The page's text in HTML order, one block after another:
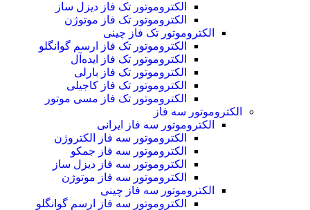
الکتروموتور تک فاز دیزل ساز
الکتروموتور تک فاز موتوژن
الکتروموتور تک فاز چینی
الکتروموتور تک فاز ارسم گوانگلو
الکتروموتور تک فاز ایده‌آل
الکتروموتور تک فاز بارلی
الکتروموتور تک فاز کاجیلی
الکتروموتور تک فاز مسی موتور
الکتروموتور سه فاز
الکتروموتور سه فاز ایرانی
الکتروموتور سه فاز الکتروژن
الکتروموتور سه فاز جمکو
الکتروموتور سه فاز دیزل ساز
الکتروموتور سه فاز موتوژن
الکتروموتور سه فاز چینی
الکتروموتور سه فاز ارسم گوانگلو